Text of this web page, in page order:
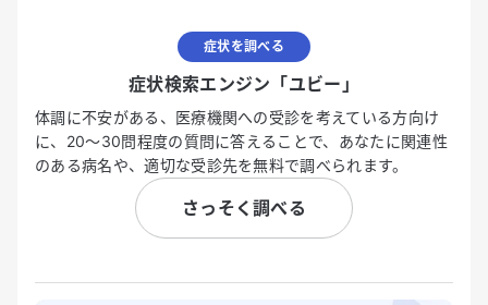
症状を調べる
症状検索エンジン「ユビー」
体調に不安がある、医療機関への受診を考えている方向け
に、20〜30問程度の質問に答えることで、あなたに関連性
のある病名や、適切な受診先を無料で調べられます。
さっそく調べる